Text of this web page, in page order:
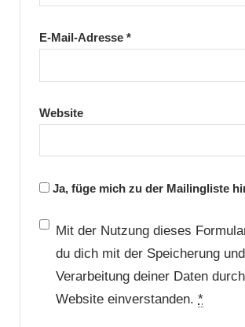
E-Mail-Adresse *
Website
Ja, füge mich zu der Mailingliste
Mit der Nutzung dieses
du dich mit der Speicherung und
Verarbeitung deiner Daten
Website einverstanden. *